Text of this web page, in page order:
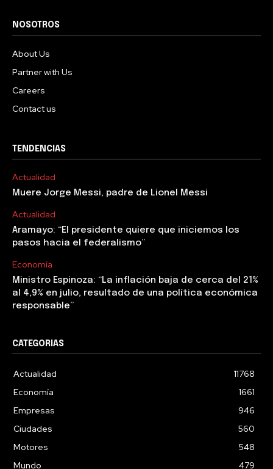
NOSOTROS
About Us
Partner with Us
Careers
Contact us
TENDENCIAS
Actualidad
Muere Jorge Messi, padre de Lionel Messi
Actualidad
Aramayo: “El presidente quiere que iniciemos los
pasos hacia el federalismo”
Economía
Ministro Espinoza: “La inflación baja de cerca del 21%
al 4,9% en julio, resultado de una política económica
responsable”
CATEGORIAS
Actualidad
11768
Economía
1661
Empresas
946
Ciudades
560
Motores
548
Mundo
479